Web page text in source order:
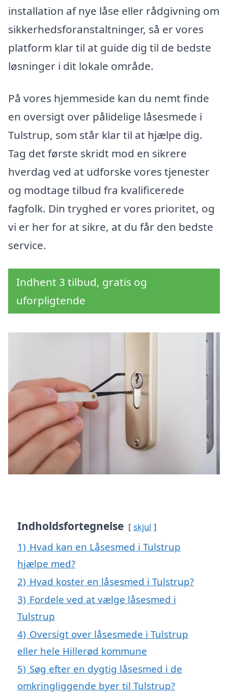
installation af nye låse eller rådgivning om
sikkerhedsforanstaltninger, så er vores
platform klar til at guide dig til de bedste
løsninger i dit lokale område.
På vores hjemmeside kan du nemt finde
en oversigt over pålidelige låsesmede i
Tulstrup, som står klar til at hjælpe dig.
Tag det første skridt mod en sikrere
hverdag ved at udforske vores tjenester
og modtage tilbud fra kvalificerede
fagfolk. Din tryghed er vores prioritet, og
vi er her for at sikre, at du får den bedste
service.
Indhent 3 tilbud, gratis og
uforpligtende
Indholdsfortegnelse skjul
1) Hvad kan en Låsesmed i Tulstrup
hjælpe med?
2) Hvad koster en låsesmed i Tulstrup?
3) Fordele ved at vælge låsesmed i
Tulstrup
4) Oversigt over låsesmede i Tulstrup
eller hele Hillerød kommune
5) Søg efter en dygtig låsesmed i de
omkringliggende byer til Tulstrup?